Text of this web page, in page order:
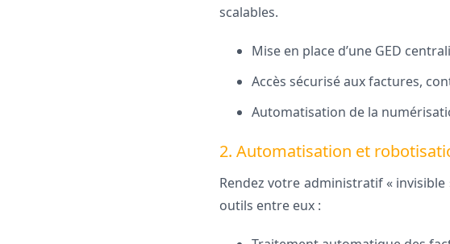
scalables.
Mise en place d’une GED
Accès sécurisé aux factures,
Automatisation de la
2. Automatisation et
Rendez votre administratif « invisible
outils entre eux :